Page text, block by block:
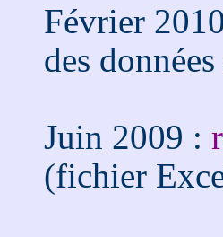
Février
des
Juin 2009 :
(fichier